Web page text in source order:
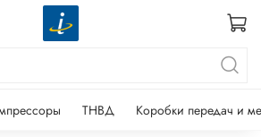
ТНВД Коробки передач и